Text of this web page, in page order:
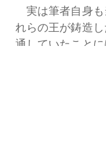
実は筆者自身も
れらの王が鋳造
通していたこと